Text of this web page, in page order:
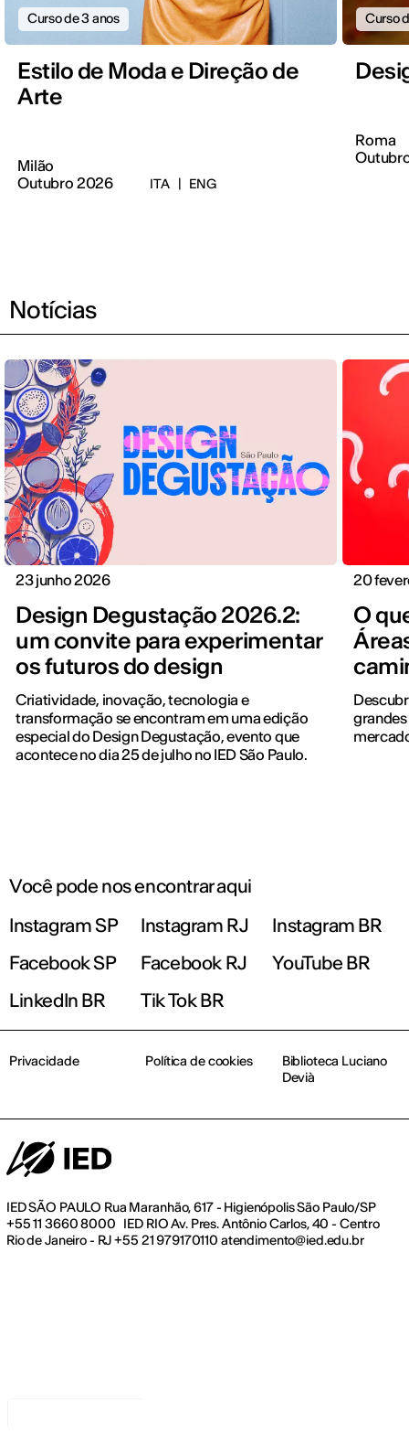
Curso de 3 anos
Estilo de Moda e Direção de
Arte
Milão
Outubro 2026
ITA | ENG
Curso
Roma
Notícias
23 junho 2026
Design Degustação 2026.2:
um convite para experimentar
os futuros do design
Criatividade, inovação, tecnologia e
transformação se encontram em uma edição
especial do Design Degustação, evento que
acontece no dia 25 de julho no IED São Paulo.
20
O
Você pode nos encontrar aqui
Instagram SP
Instagram RJ
Instagram BR
Facebook SP
Facebook RJ
YouTube BR
LinkedIn BR
Tik Tok BR
IED SÃO PAULO Rua Maranhão, 617 - Higienópolis São Paulo/SP
+55 11 3660 8000 IED RIO Av. Pres. Antônio Carlos, 40 - Centro
Rio de Janeiro - RJ +55 21 979170110 atendimento@ied.edu.br
Privacidade Política de cookies
Biblioteca Luciano
Devià